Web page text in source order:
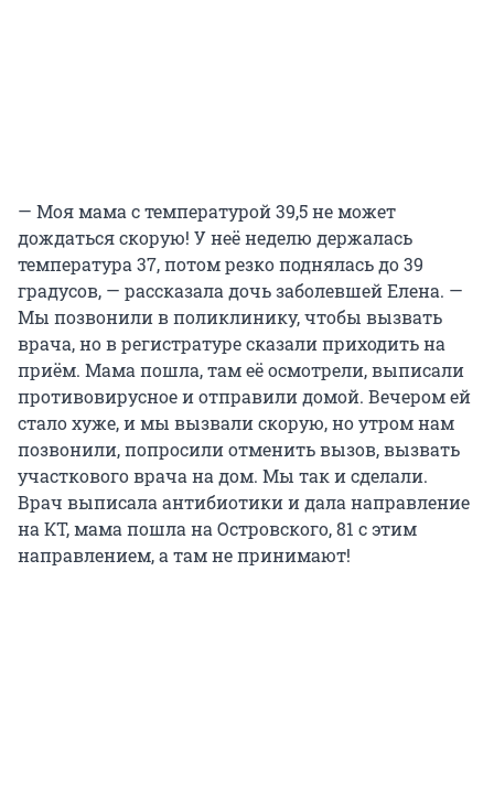
— Моя мама с температурой 39,5 не может
дождаться скорую! У неё неделю держалась
температура 37, потом резко поднялась до 39
градусов, — рассказала дочь заболевшей Елена. —
Мы позвонили в поликлинику, чтобы вызвать
врача, но в регистратуре сказали приходить на
приём. Мама пошла, там её осмотрели, выписали
противовирусное и отправили домой. Вечером ей
стало хуже, и мы вызвали скорую, но утром нам
позвонили, попросили отменить вызов, вызвать
участкового врача на дом. Мы так и сделали.
Врач выписала антибиотики и дала направление
на КТ, мама пошла на Островского, 81 с этим
направлением, а там не принимают!